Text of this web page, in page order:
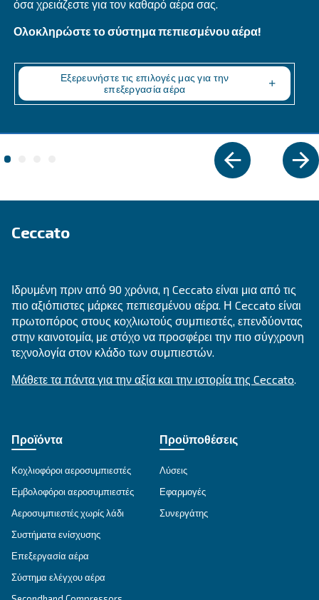
Αξιόπιστο και αποτελεσματικό: Το DRM 40 - 60
αυξάνει την εξοικονόμηση έως και 35% σε
παραγωγικότητα με συμπαγή σχεδιασμό και
συνδεσιμότητα.
Εξερευνήστε τη σειρά
ΣΤΑΘΕΡΉΣ ΤΑΧΎΤΗΤΑΣ
DRC 40 - 60 HP
Κοχλιοφόροι αεροσυμπιεστές Ceccato DRC 40-
προηγμένη αξιοπιστία, ενεργειακή απόδοση και
έλεγχος. Επικοινωνήστε μαζί μας σήμερα για
εξατομικευμένες λύσεις. Επικοινωνήστε μαζί μας
Εξερευνήστε τη σειρά